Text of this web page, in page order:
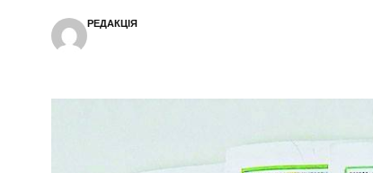
РЕДАКЦІЯ